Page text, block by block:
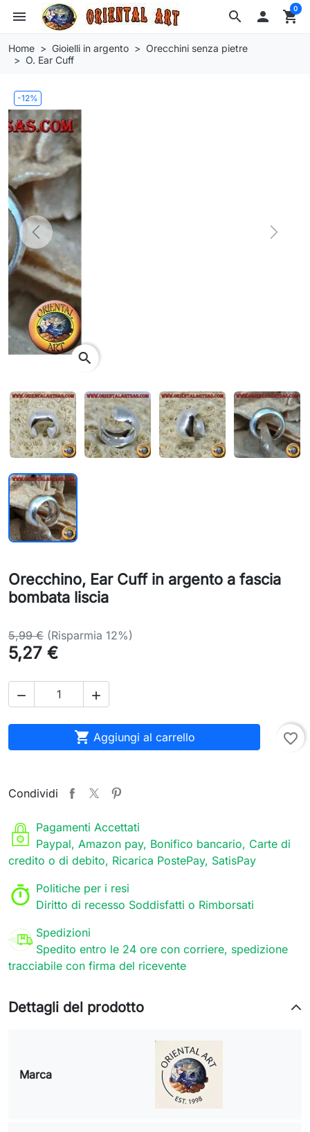
search
menu  shopping_cart
0
Home Gioielli in argento
Orecchini senza pietre
O. Ear Cuff
-12%
Previous Next
Orecchino, Ear Cuff in argento a fascia
bombata liscia
5,99 € (Risparmia 12%)
5,27 €
 
 Aggiungi al carrello favorite_border
Condividi
Pagamenti Accettati
Paypal, Amazon pay, Bonifico bancario, Carte di
credito o di debito, Ricarica PostePay, SatisPay
Politiche per i resi
Diritto di recesso Soddisfatti o Rimborsati
Spedizioni
Spedito entro le 24 ore con corriere, spedizione
tracciabile con firma del ricevente
Dettagli del prodotto
Marca